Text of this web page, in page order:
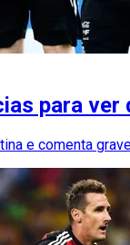
para
e comenta